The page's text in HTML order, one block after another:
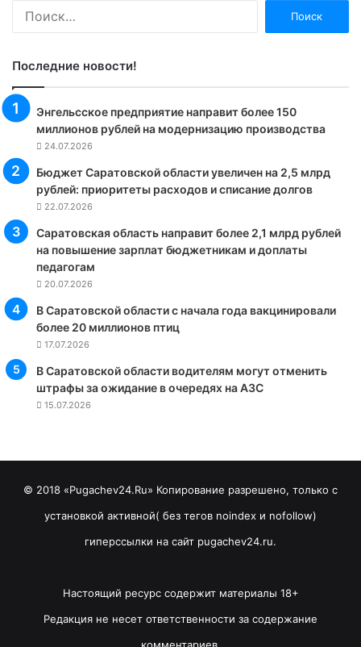
Последние новости!
Энгельсское предприятие направит более 150
миллионов рублей на модернизацию производства
24.07.2026
Бюджет Саратовской области увеличен на 2,5 млрд
рублей: приоритеты расходов и списание долгов
22.07.2026
Саратовская область направит более 2,1 млрд рублей
на повышение зарплат бюджетникам и доплаты
педагогам
20.07.2026
В Саратовской области с начала года вакцинировали
более 20 миллионов птиц
17.07.2026
В Саратовской области водителям могут отменить
штрафы за ожидание в очередях на АЗС
15.07.2026
© 2018 «Pugachev24.Ru» Копирование разрешено, только с
установкой активной( без тегов noindex и nofollow)
гиперссылки на сайт pugachev24.ru.
Настоящий ресурс содержит материалы 18+
Редакция не несет ответственности за содержание